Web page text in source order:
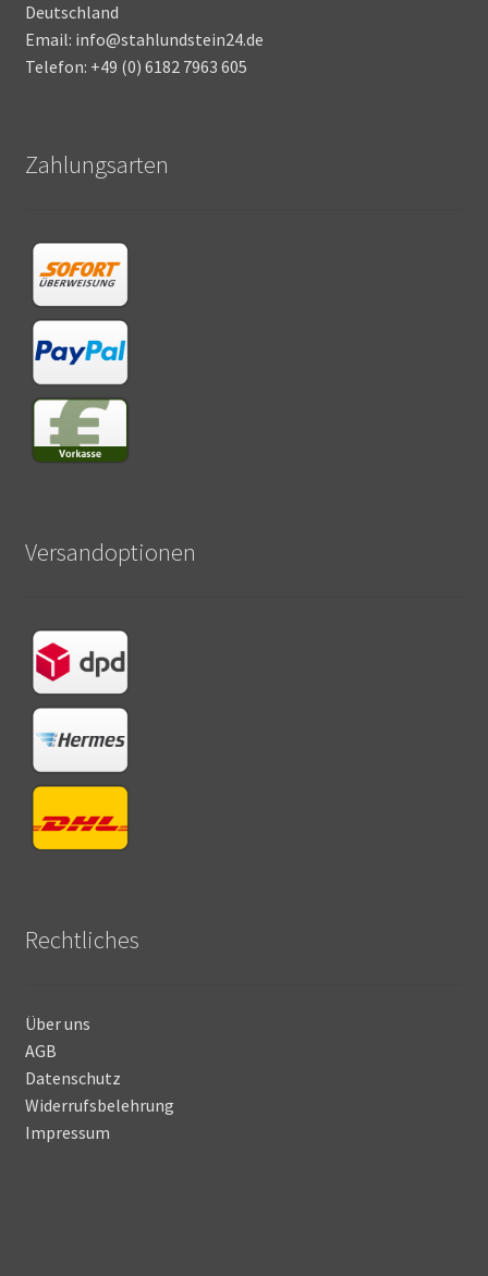
Deutschland
Email: info@stahlundstein24.de
Telefon: +49 (0) 6182 7963 605
Zahlungsarten
Versandoptionen
Rechtliches
Über uns
AGB
Datenschutz
Widerrufsbelehrung
Impressum